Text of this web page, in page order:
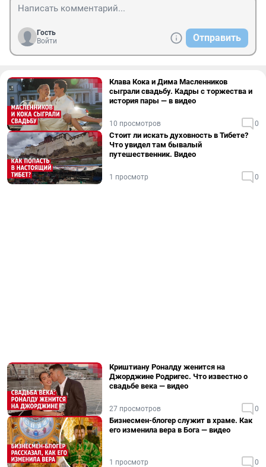
Гость
Войти
Отправить
Клава Кока и Дима Масленников
сыграли свадьбу. Кадры с торжества и
история пары — в видео
10 просмотров 0
Стоит ли искать духовность в Тибете?
Что увидел там бывалый
путешественник. Видео
1 просмотр 0
Криштиану Роналду женится на
Джорджине Родригес. Что известно о
свадьбе века — видео
27 просмотров 0
Бизнесмен-блогер служит в храме. Как
его изменила вера в Бога — видео
1 просмотр 0